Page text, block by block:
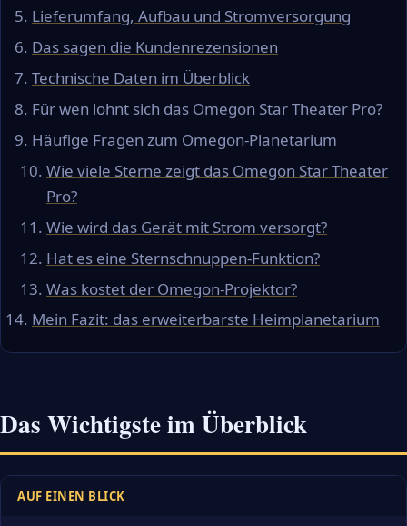
Lieferumfang, Aufbau und Stromversorgung
Das sagen die Kundenrezensionen
Technische Daten im Überblick
Für wen lohnt sich das Omegon Star Theater Pro?
Häufige Fragen zum Omegon-Planetarium
Wie viele Sterne zeigt das Omegon Star Theater
Pro?
Wie wird das Gerät mit Strom versorgt?
Hat es eine Sternschnuppen-Funktion?
Was kostet der Omegon-Projektor?
Mein Fazit: das erweiterbarste Heimplanetarium
Das Wichtigste im Überblick
AUF EINEN BLICK